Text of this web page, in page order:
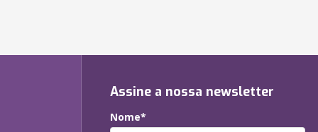
Assine a nossa newsletter
Nome*